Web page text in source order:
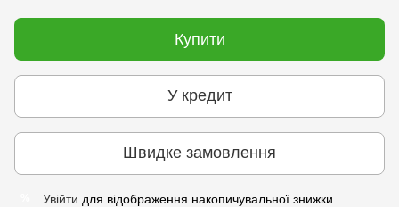
Купити
У кредит
Швидке замовлення
Увійти для відображення накопичувальної знижки